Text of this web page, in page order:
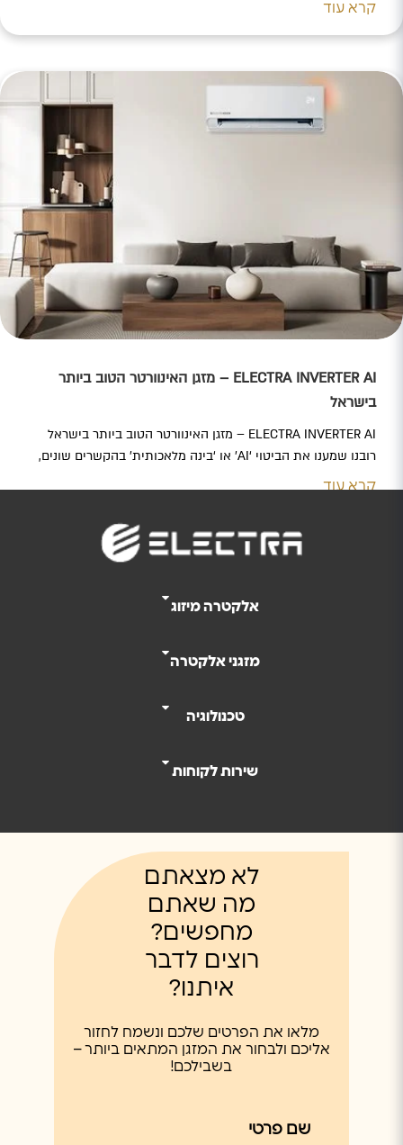
במיוחד. לשיתוף הכתבה C432AC28-4125-46EA-AF6E-
בשלושה שלבים אחרי עבודה מאומצת בחודשי הקיץ הארוכים,
המזגן זקוק…
קרא עוד
ELECTRA INVERTER AI – מזגן האינוורטר הטוב ביותר
בישראל
ELECTRA INVERTER AI – מזגן האינוורטר הטוב ביותר בישראל
רובנו שמענו את הביטוי ‘AI’ או ‘בינה מלאכותית’ בהקשרים שונים,
אלא שעכשיו מהפכת הבינה המלאכותית מגיעה לראשונה גם לעולם
החכם המבוסס על אלגוריתם AI, לומד את הרגלי השימוש שלכם…
קרא עוד
אלקטרה מיזוג
מזגני אלקטרה
טכנולוגיה
שירות לקוחות
לא מצאתם
מה שאתם
מחפשים?
רוצים לדבר
איתנו?
מלאו את הפרטים שלכם ונשמח לחזור
אליכם ולבחור את המזגן המתאים ביותר –
בשבילכם!
שם פרטי